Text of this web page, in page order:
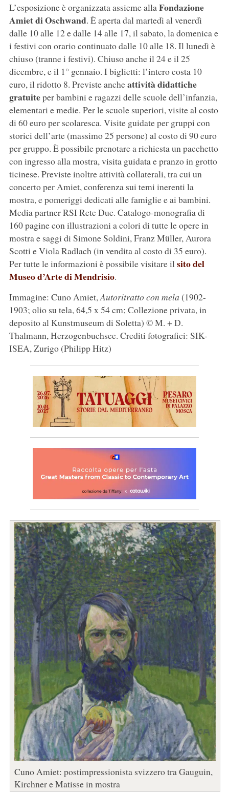
L’esposizione è organizzata assieme allaFondazione
Amiet di Oschwand. È aperta dal martedì al venerdì
dalle 10 alle 12 e dalle 14 alle 17, il sabato, la domenica e
i festivi con orario continuato dalle 10 alle 18. Il lunedì è
chiuso (tranne i festivi). Chiuso anche il 24 e il 25
dicembre, e il 1° gennaio. I biglietti: l’intero costa 10
euro, il ridotto 8. Previste ancheattività didattiche
gratuiteper bambini e ragazzi delle scuole dell’infanzia,
elementari e medie. Per le scuole superiori, visite al costo
di 60 euro per scolaresca. Visite guidate per gruppi con
storici dell’arte (massimo 25 persone) al costo di 90 euro
per gruppo. È possibile prenotare a richiesta un pacchetto
con ingresso alla mostra, visita guidata e pranzo in grotto
ticinese. Previste inoltre attività collaterali, tra cui un
concerto per Amiet, conferenza sui temi inerenti la
mostra, e pomeriggi dedicati alle famiglie e ai bambini.
Media partner RSI Rete Due. Catalogo-monografia di
160 pagine con illustrazioni a colori di tutte le opere in
mostra e saggi di Simone Soldini, Franz Müller, Aurora
Scotti e Viola Radlach (in vendita al costo di 35 euro).
Per tutte le informazioni è possibile visitare ilsito del
Museo d’Arte di Mendrisio.
Immagine: Cuno Amiet,Autoritratto con mela (1902-
1903; olio su tela, 64,5 x 54 cm; Collezione privata, in
deposito al Kunstmuseum di Soletta) © M. + D.
Thalmann, Herzogenbuchsee. Crediti fotografici: SIK-
ISEA, Zurigo (Philipp Hitz)
Cuno Amiet: postimpressionista svizzero tra Gauguin,
Kirchner e Matisse in mostra